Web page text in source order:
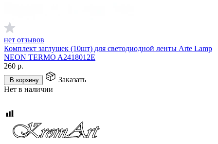
нет отзывов
Комплект заглушек (10шт) для светодиодной ленты Arte Lamp
NEON TERMO A2418012E
260 р.
В корзину
Заказать
Нет в наличии